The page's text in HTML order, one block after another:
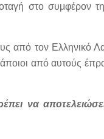
στο συμφέρον
από τον Ελληνικό
από αυτούς
να